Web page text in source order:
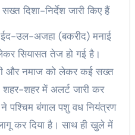
दिशा-निर्देश जारी किए हैं
उल-अजहा (बकरीद) मनाई
सियासत तेज हो गई है।
और नमाज को लेकर कई सख्त
शहर में अलर्ट जारी कर
पश्चिम बंगाल पशु वध नियंत्रण
कर दिया है। साथ ही खुले में